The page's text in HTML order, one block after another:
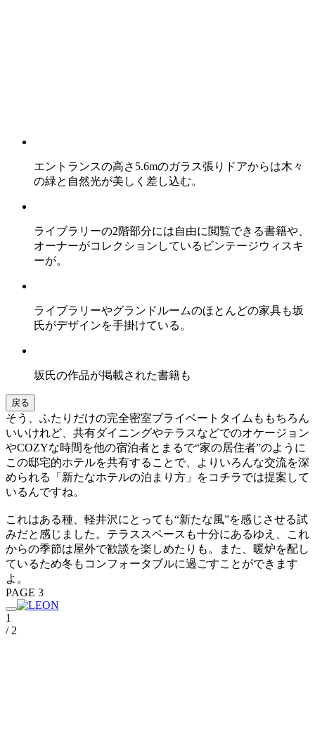
エントランスの高さ5.6mのガラス張りドアからは木々
の緑と自然光が美しく差し込む。
ライブラリーの2階部分には自由に閲覧できる書籍や、
オーナーがコレクションしているビンテージウィスキ
ーが。
ライブラリーやグランドルームのほとんどの家具も坂
氏がデザインを手掛けている。
坂氏の作品が掲載された書籍も
戻る
そう、ふたりだけの完全密室プライベートタイムももちろん
いいけれど、共有ダイニングやテラスなどでのオケージョン
やCOZYな時間を他の宿泊者とまるで“家の居住者”のように
この邸宅的ホテルを共有することで、よりいろんな交流を深
められる「新たなホテルの泊まり方」をコチラでは提案して
いるんですね。
これはある種、軽井沢にとっても“新たな風”を感じさせる試
みだと感じました。テラススペースも十分にあるゆえ、これ
からの季節は屋外で歓談を楽しめたりも。また、暖炉を配し
ているため冬もコンフォータブルに過ごすことができます
よ。
PAGE 3
1
/ 2